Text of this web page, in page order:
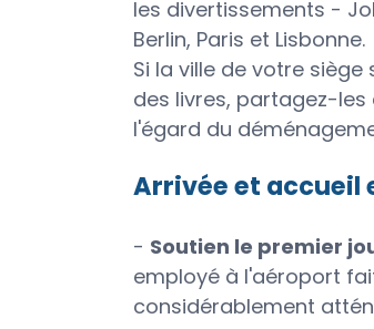
les divertissements -
Berlin, Paris et Lisbonne.
Si la ville de votre
des livres, partagez-
l'égard du
Arrivée et accueil
- Soutien le premier
employé à l'aéroport
considérablement